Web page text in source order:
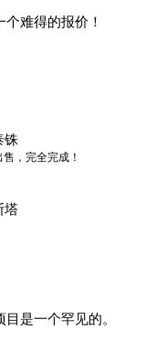
难得的报价！
铢
，完全完成！
塔
是一个罕见的。